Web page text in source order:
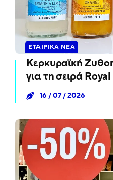
ΕΤΑΙΡΙΚΆ ΝΈΑ
Κερκυραϊκή
για τη σειρά
16 / 07 / 2026